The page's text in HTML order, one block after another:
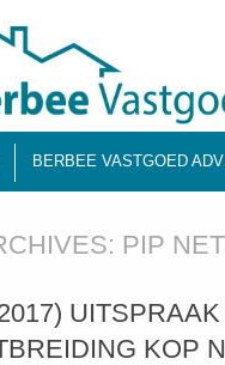
BERBEE VASTGOED
PIP
KOP